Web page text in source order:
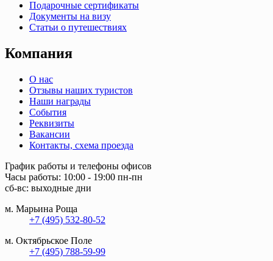
Подарочные сертификаты
Документы на визу
Статьи о путешествиях
Компания
О нас
Отзывы наших туристов
Наши награды
События
Реквизиты
Вакансии
Контакты, схема проезда
График работы и телефоны офисов
Часы работы: 10:00 - 19:00 пн-пн
сб-вс: выходные дни
м. Марьина Роща
+7 (495) 532-80-52
м. Октябрьское Поле
+7 (495) 788-59-99